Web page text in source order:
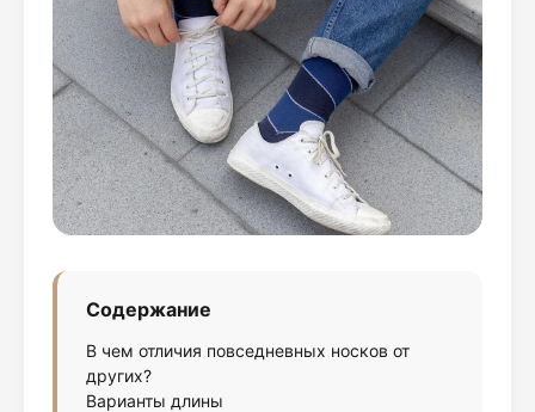
Содержание
В чем отличия повседневных носков от
других?
Варианты длины